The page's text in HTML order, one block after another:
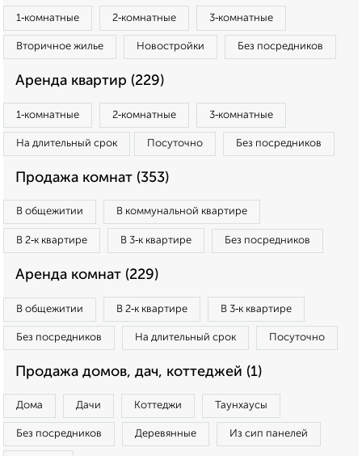
1‑комнатные 2‑комнатные 3‑комнатные
Вторичное жилье Новостройки Без посредников
Аренда квартир (229)
1‑комнатные 2‑комнатные 3‑комнатные
На длительный срок Посуточно Без посредников
Продажа комнат (353)
В общежитии В коммунальной квартире
В 2‑к квартире В 3‑к квартире Без посредников
Аренда комнат (229)
В общежитии В 2‑к квартире В 3‑к квартире
Без посредников На длительный срок Посуточно
Продажа домов, дач, коттеджей (1)
Дома Дачи Коттеджи Таунхаусы
Без посредников Деревянные Из сип панелей